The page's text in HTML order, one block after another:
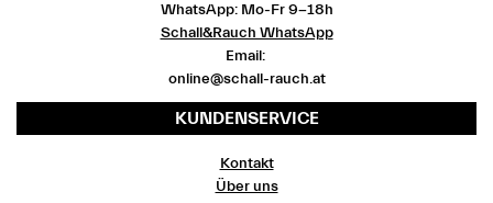
WhatsApp: Mo-Fr 9-18h
Schall&Rauch WhatsApp
Email:
online@schall-rauch.at
KUNDENSERVICE
Kontakt
Über uns